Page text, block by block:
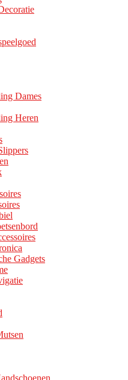
Dames
Heren
Gadgets